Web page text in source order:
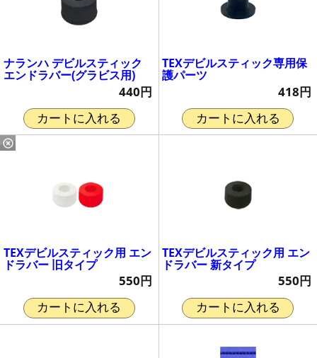
ナランハ デビルスティック
エンドラバー(グラビス用)
440円
カートに入れる
TEXデビルスティック専用保
護パーツ
418円
カートに入れる
TEXデビルスティック用 エン
ドラバー 旧タイプ
550円
カートに入れる
TEXデビルスティック用 エン
ドラバー 新タイプ
550円
カートに入れる